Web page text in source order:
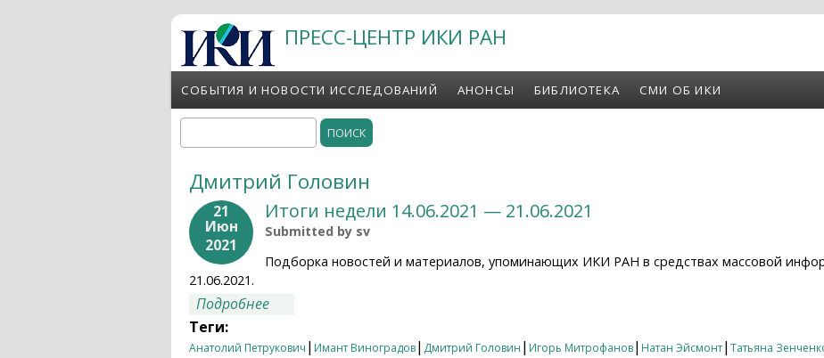
Перейти к основному содержанию ПРЕСС-ЦЕНТР ИКИ РАН
СОБЫТИЯ И НОВОСТИ ИССЛЕДОВАНИЙ АНОНСЫ БИБЛИОТЕКА СМИ ОБ ИКИ
Форма поиска
Дмитрий Головин
21
Июн
2021
Итоги недели 14.06.2021 — 21.06.2021
Submitted by sv
Подборка новостей и материалов, упоминающих ИКИ РАН в средствах массовой
21.06.2021.
Подробнее
Теги:
Анатолий Петрукович | Имант Виноградов| Дмитрий Головин | Игорь Митрофанов| Натан Эйсмонт| Татьяна